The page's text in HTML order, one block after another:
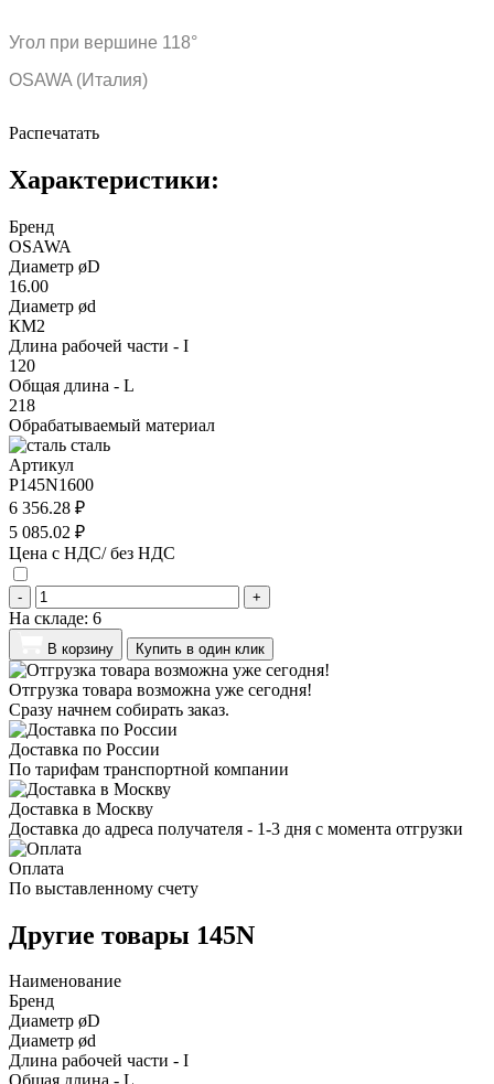
Угол при вершине 118°
OSAWA (Италия)
Распечатать
Характеристики:
Бренд
OSAWA
Диаметр øD
16.00
Диаметр ød
КМ2
Длина рабочей части - I
120
Общая длина - L
218
Обрабатываемый материал
сталь
Артикул
P145N1600
6 356.28 ₽
5 085.02 ₽
Цена с НДС/ без НДС
- +
На складе: 6
В корзину Купить в один клик
Отгрузка товара возможна уже сегодня!
Сразу начнем собирать заказ.
Доставка по России
По тарифам транспортной компании
Доставка в Москву
Доставка до адреса получателя - 1-3 дня с момента отгрузки
Оплата
По выставленному счету
Другие товары 145N
Наименование
Бренд
Диаметр øD
Диаметр ød
Длина рабочей части - I